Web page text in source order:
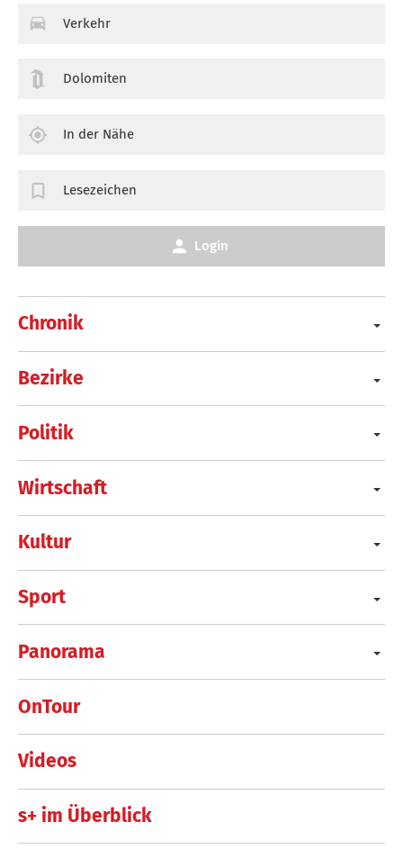
Chronik
Bezirke
Politik
Wirtschaft
Kultur
Sport
Panorama
OnTour
Videos
s+ im Überblick
Verkehr
Dolomiten
In der Nähe
Lesezeichen
Login